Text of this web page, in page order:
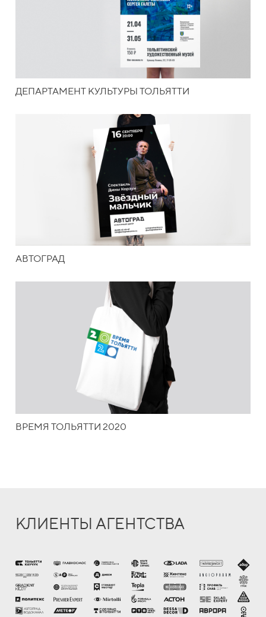
ДЕПАРТАМЕНТ КУЛЬТУРЫ ТОЛЬЯТТИ
АВТОГРАД
ВРЕМЯ ТОЛЬЯТТИ 2020
КЛИЕНТЫ АГЕНТСТВА